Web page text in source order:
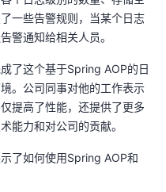
一些告警规则，当某个日志
警通知给相关人员。
了这个基于Spring AOP的日
。公司同事对他的工作表示
提高了性能，还提供了更多
能力和对公司的贡献。
了如何使用Spring AOP和